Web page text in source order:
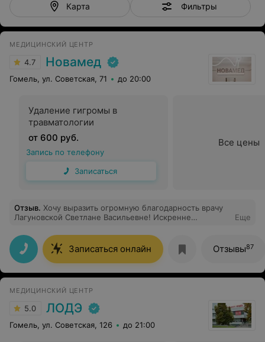
Карта Фильтры
МЕДИЦИНСКИЙ ЦЕНТР
4.7 Новамед
Гомель, ул. Советская, 71 до 20:00
Удаление гигромы в
травматологии
от 600 руб.
Запись по телефону
Записаться
Все цены
Отзыв. Хочу выразить огромную благодарность врачу
Лагуновской Светлане Васильевне! Искренне
здоровье. Ваша внимательность, чуткость и
профессионализм вселяют уверенность и
спокойствие." Спасибо Вам огромное.
Еще
Записаться онлайн Отзывы87
МЕДИЦИНСКИЙ ЦЕНТР
5.0 ЛОДЭ
Гомель, ул. Советская, 126 до 21:00